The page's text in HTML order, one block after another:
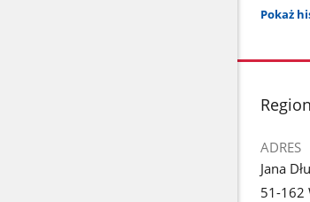
Pokaż
stopka
ADRES
Jana
51-162